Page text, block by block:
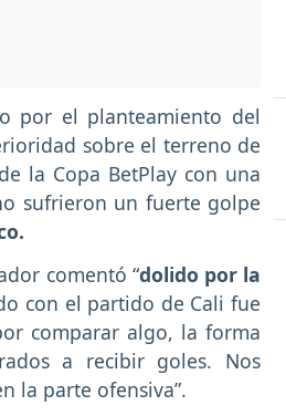
por el planteamiento del
sobre el terreno de
la Copa BetPlay con una
sufrieron un fuerte golpe
comentó “dolido por la
con el partido de Cali fue
comparar algo, la forma
a recibir goles. Nos
la parte ofensiva”.